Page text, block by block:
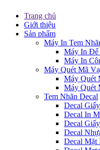
Trang chủ
Giới thiệu
Sản phẩm
Máy In Tem
Máy In Để
Máy In
Máy Quét Mã
Máy Quét
Máy Quét
Tem Nhãn Decal
Decal
Decal In
Decal
Decal
Decal Mặt